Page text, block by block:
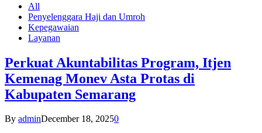
All
Penyelenggara Haji dan Umroh
Kepegawaian
Layanan
Perkuat Akuntabilitas Program, Itjen
Kemenag Monev Asta Protas di
Kabupaten Semarang
By adminDecember 18, 20250